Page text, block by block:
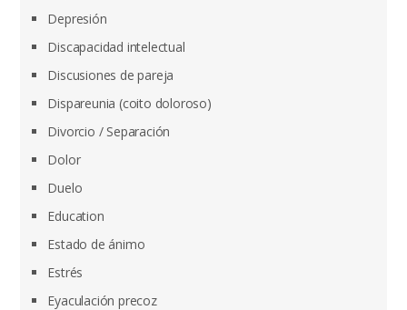
Depresión
Discapacidad intelectual
Discusiones de pareja
Dispareunia (coito doloroso)
Divorcio / Separación
Dolor
Duelo
Education
Estado de ánimo
Estrés
Eyaculación precoz